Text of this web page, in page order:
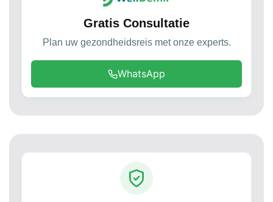
Gratis Consultatie
Plan uw gezondheidsreis met onze experts.
WhatsApp